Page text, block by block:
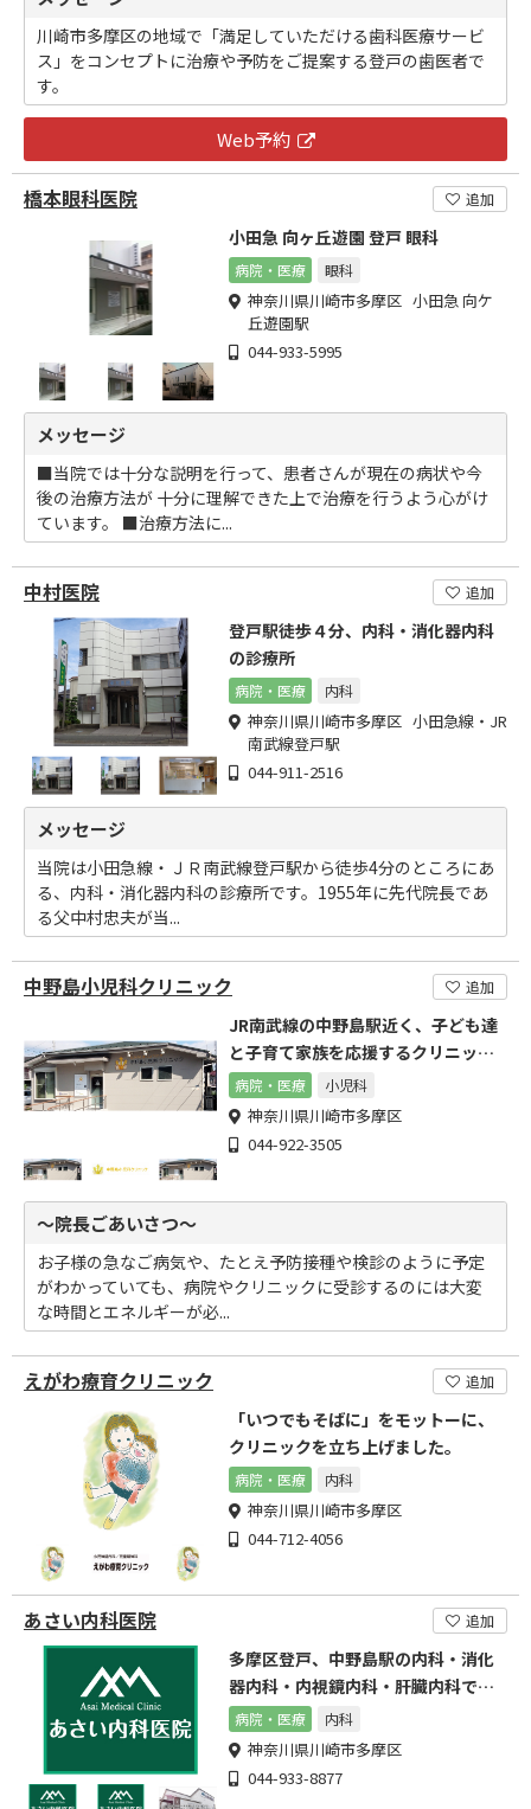
川崎市多摩区の地域で「満足していただける歯科医療サービ
ス」をコンセプトに治療や予防をご提案する登戸の歯医者で
す。
Web予約
橋本眼科医院 追加
小田急 向ヶ丘遊園 登戸 眼科
病院・医療 眼科
神奈川県川崎市多摩区 小田急 向ケ
丘遊園駅
044-933-5995
メッセージ
■当院では十分な説明を行って、患者さんが現在の病状や今
後の治療方法が 十分に理解できた上で治療を行うよう心がけ
ています。 ■治療方法に...
中村医院 追加
登戸駅徒歩４分、内科・消化器内科
の診療所
病院・医療 内科
神奈川県川崎市多摩区 小田急線・JR
南武線登戸駅
044-911-2516
メッセージ
当院は小田急線・ＪＲ南武線登戸駅から徒歩4分のところにあ
る、内科・消化器内科の診療所です。1955年に先代院長であ
る父中村忠夫が当...
中野島小児科クリニック 追加
JR南武線の中野島駅近く、子ども達
と子育て家族を応援するクリニック
です
病院・医療 小児科
神奈川県川崎市多摩区
044-922-3505
～院長ごあいさつ～
お子様の急なご病気や、たとえ予防接種や検診のように予定
がわかっていても、病院やクリニックに受診するのには大変
な時間とエネルギーが必...
えがわ療育クリニック 追加
「いつでもそばに」をモットーに、
クリニックを立ち上げました。
病院・医療 内科
神奈川県川崎市多摩区
044-712-4056
あさい内科医院 追加
多摩区登戸、中野島駅の内科・消化
器内科・内視鏡内科・肝臓内科で
す。
病院・医療 内科
神奈川県川崎市多摩区
044-933-8877